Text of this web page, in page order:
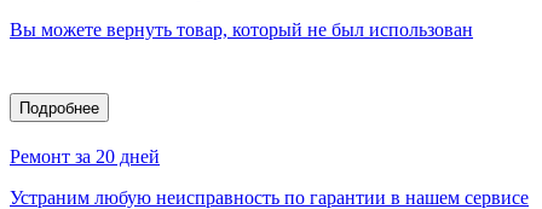
Вы можете вернуть товар, который не был использован
Подробнее
Ремонт за 20 дней
Устраним любую неисправность по гарантии в нашем сервисе